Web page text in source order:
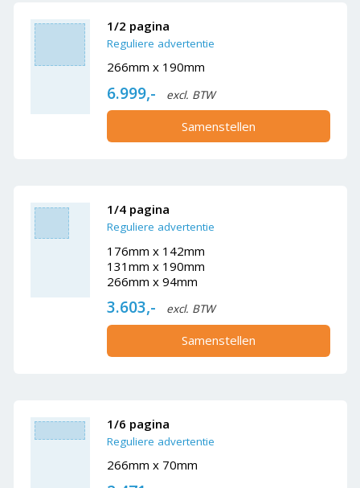
1/2 pagina
Reguliere advertentie
266mm x 190mm
6.999,- excl. BTW
Samenstellen
1/4 pagina
Reguliere advertentie
176mm x 142mm
131mm x 190mm
266mm x 94mm
3.603,- excl. BTW
Samenstellen
1/6 pagina
Reguliere advertentie
266mm x 70mm